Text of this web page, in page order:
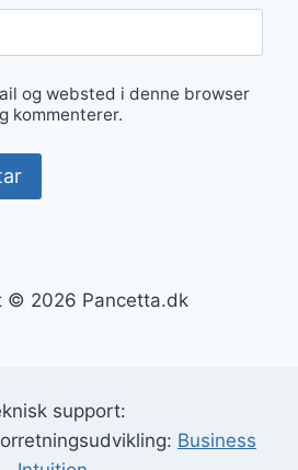
og websted i denne browser
kommenterer.
© 2026 Pancetta.dk
support:
Business